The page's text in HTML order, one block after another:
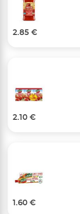
2.85 €
2.10 €
1.60 €